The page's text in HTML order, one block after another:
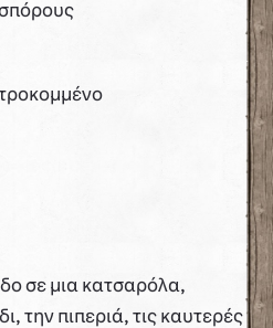
σε μια κατσαρόλα,
την πιπεριά, τις καυτερές